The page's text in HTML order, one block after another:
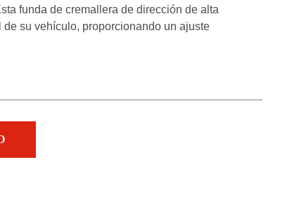
funda de cremallera de dirección de alta
su vehículo, proporcionando un ajuste